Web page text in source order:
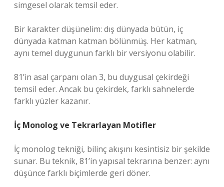
simgesel olarak temsil eder.
Bir karakter düşünelim: dış dünyada bütün, iç
dünyada katman katman bölünmüş. Her katman,
aynı temel duygunun farklı bir versiyonu olabilir.
81’in asal çarpanı olan 3, bu duygusal çekirdeği
temsil eder. Ancak bu çekirdek, farklı sahnelerde
farklı yüzler kazanır.
İç Monolog ve Tekrarlayan Motifler
İç monolog tekniği, bilinç akışını kesintisiz bir şekilde
sunar. Bu teknik, 81’in yapısal tekrarına benzer: aynı
düşünce farklı biçimlerde geri döner.